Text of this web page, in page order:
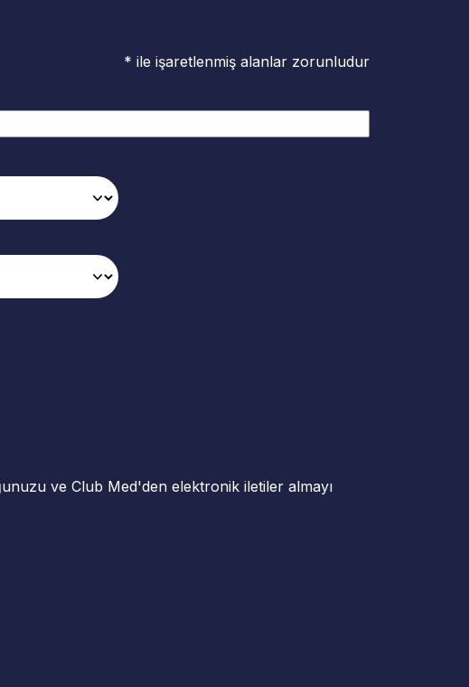
* ile işaretlenmiş alanlar zorunludur
ve Club Med'den elektronik iletiler almayı